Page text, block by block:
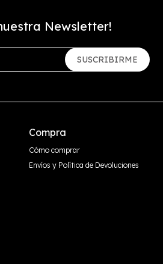
Compra
Cómo comprar
Envíos y Política de Devoluciones
Newsletter!
SUSCRIBIRME